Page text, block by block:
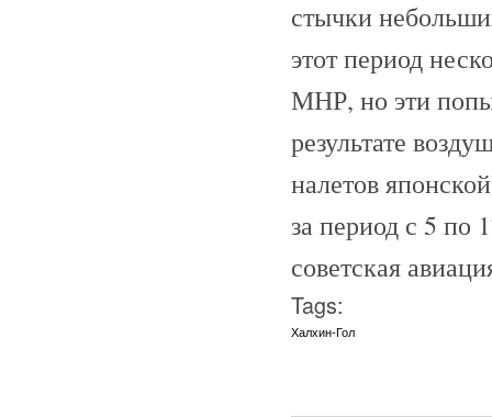
стычки
этот период
МНР, но эти
результате
налетов
за период с 5 по
советская
Tags:
Халхин-Гол